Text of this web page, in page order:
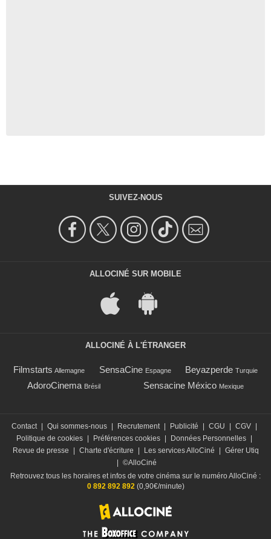
SUIVEZ-NOUS
ALLOCINÉ SUR MOBILE
ALLOCINÉ À L'ÉTRANGER
Filmstarts Allemagne SensaCine Espagne Beyazperde Turquie
AdoroCinema Brésil Sensacine México Mexique
Contact Qui sommes-nous Recrutement Publicité CGU CGV
Politique de cookies
Préférences cookies Données Personnelles
Revue de presse
Charte d'écriture Les services AlloCiné
Gérer Utiq
©AlloCiné
Retrouvez tous les horaires et infos de votre cinéma sur le numéro AlloCiné :
0 892 892 892(0,90€/minute)